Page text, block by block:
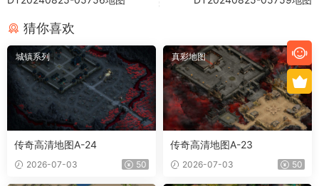
猜你喜欢
城镇系列
传奇高清地图A-24
2026-07-03 50
真彩地图
传奇高清地图A-23
2026-07-03 50